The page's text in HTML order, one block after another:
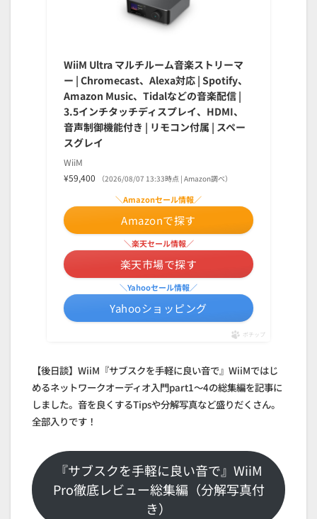
WiiM Ultra マルチルーム音楽ストリーマ
ー | Chromecast、Alexa対応 | Spotify、
Amazon Music、Tidalなどの音楽配信 |
3.5インチタッチディスプレイ、HDMI、
音声制御機能付き | リモコン付属 | スペー
スグレイ
WiiM
¥59,400
（2026/08/07 13:33時点 | Amazon調べ）
＼Amazonセール情報／
Amazonで探す
＼楽天セール情報／
楽天市場で探す
＼Yahooセール情報／
Yahooショッピング
ポチップ
【後日談】WiiM『サブスクを手軽に良い音で』WiiMではじ
めるネットワークオーディオ入門part1～4の総集編を記事に
しました。音を良くするTipsや分解写真など盛りだくさん。
全部入りです！
『サブスクを手軽に良い音で』WiiM
Pro徹底レビュー総集編（分解写真付
き）